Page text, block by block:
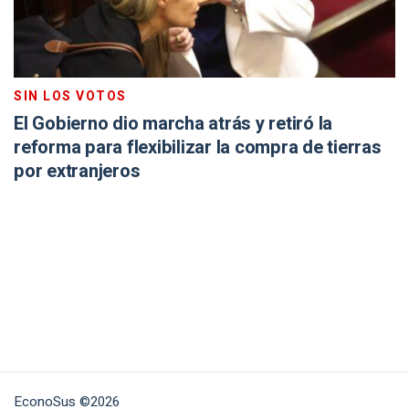
SIN LOS VOTOS
El Gobierno dio marcha atrás y retiró la
reforma para flexibilizar la compra de tierras
por extranjeros
EconoSus ©2026